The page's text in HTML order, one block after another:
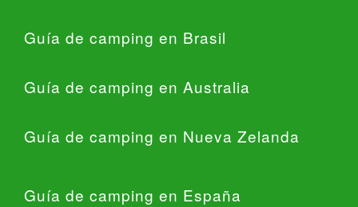
Guía de camping en Brasil
Guía de camping en Australia
Guía de camping en Nueva Zelanda
Guía de camping en España